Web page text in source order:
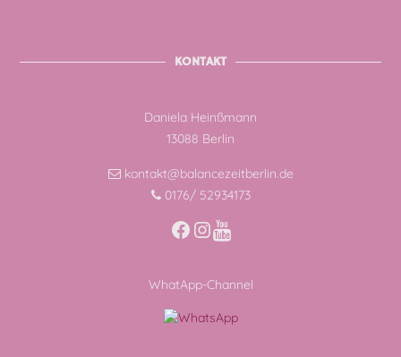
KONTAKT
Daniela Heinßmann
13088 Berlin
kontakt@balancezeitberlin.de
0176/ 52934173
Facebook
Instagram
WhatApp-Channel